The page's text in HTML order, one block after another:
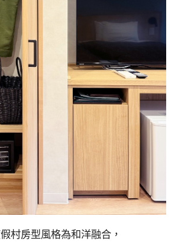
村房型風格為和洋融合，